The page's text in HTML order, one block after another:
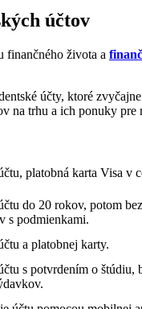
účtov
finančného života a
účty, ktoré
na trhu a ich ponuky pre
platobná karta Visa v
do 20 rokov, potom
s podmienkami.
a platobnej karty.
s potvrdením o štúdiu,